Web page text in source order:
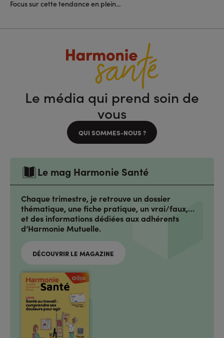
Focus sur cette tendance en plein...
Le média qui prend soin de
vous
QUI SOMMES-NOUS ?
Le mag Harmonie Santé
Chaque trimestre, je retrouve un dossier
thématique, une fiche pratique, un vrai/faux,…
et des informations dédiées aux adhérents
d’Harmonie Mutuelle.
DÉCOUVRIR LE MAGAZINE